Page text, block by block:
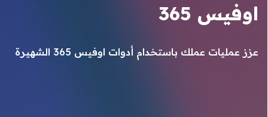
اوفيس 365
عزز عمليات عملك باستخدام أدوات اوفيس 365 الشهيرة